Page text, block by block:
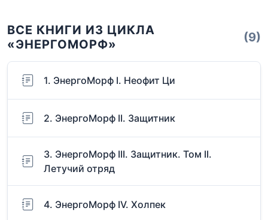
ВСЕ КНИГИ ИЗ ЦИКЛА
«ЭНЕРГОМОРФ»
(9)
1. ЭнергоМорф I. Неофит Ци
2. ЭнергоМорф II. Защитник
3. ЭнергоМорф III. Защитник. Том II.
Летучий отряд
4. ЭнергоМорф IV. Холпек